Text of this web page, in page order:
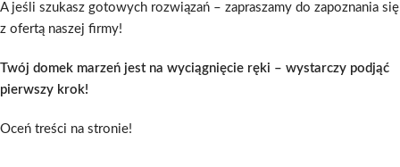
A jeśli szukasz gotowych rozwiązań – zapraszamy do zapoznania się
z ofertą naszej firmy!
Twój domek marzeń jest na wyciągnięcie ręki – wystarczy podjąć
pierwszy krok!
Oceń treści na stronie!